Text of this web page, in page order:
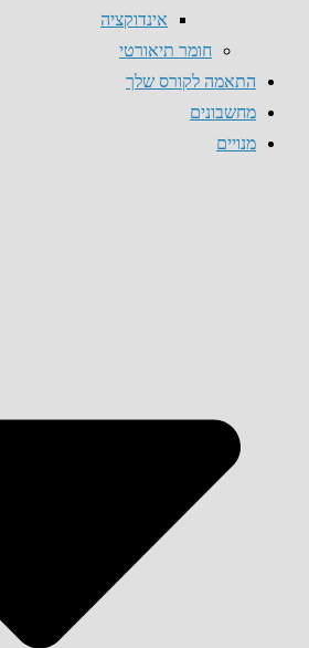
אינדוקציה
חומר תיאורטי
התאמה לקורס שלך
מחשבונים
מנויים